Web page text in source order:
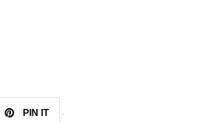
PIN IT